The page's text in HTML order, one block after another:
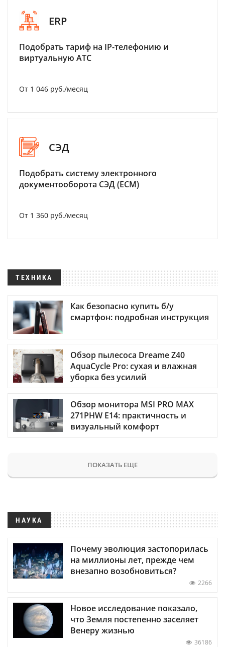
ERP
Подобрать тариф на IP-телефонию и
виртуальную АТС
От 1 046 руб./месяц
СЭД
Подобрать систему электронного
документооборота СЭД (ECM)
От 1 360 руб./месяц
ТЕХНИКА
Как безопасно купить б/у
смартфон: подробная инструкция
Обзор пылесоса Dreame Z40
AquaCycle Pro: сухая и влажная
уборка без усилий
Обзор монитора MSI PRO MAX
271PHW E14: практичность и
визуальный комфорт
ПОКАЗАТЬ ЕЩЕ
НАУКА
Почему эволюция застопорилась
на миллионы лет, прежде чем
внезапно возобновиться?
2266
Новое исследование показало,
что Земля постепенно заселяет
Венеру жизнью
36186